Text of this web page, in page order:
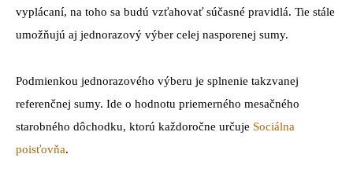
vyplácaní, na toho sa budú vzťahovať súčasné pravidlá. Tie stále
umožňujú aj jednorazový výber celej nasporenej sumy.
Podmienkou jednorazového výberu je splnenie takzvanej
referenčnej sumy. Ide o hodnotu priemerného mesačného
starobného dôchodku, ktorú každoročne určuje Sociálna
poisťovňa.